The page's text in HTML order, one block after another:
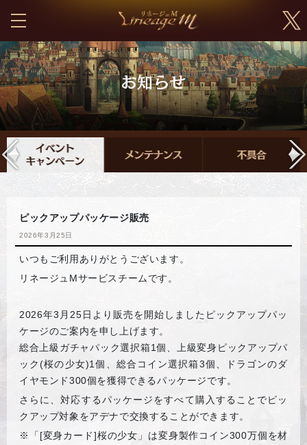
ピックアップパッケージ販売
2026年3月25日
いつもご利用ありがとうございます。
リネージュMサービスチームです。
2026年3月25日より販売を開始しましたピックアップパッ
ケージのご案内を申し上げます。
総合上級ガチャパック選択箱1個、上級変身ピックアップパ
ック(桜の少女)1個、総合コイン選択箱3個、ドラゴンのダ
イヤモンド300個を獲得できるパッケージです。
さらに、対応するパッケージをすべて購入することでピッ
クアップ対象をアデナで交換することができます。
※「[変身カード]桜の少女」は変身製作コイン300万個を材